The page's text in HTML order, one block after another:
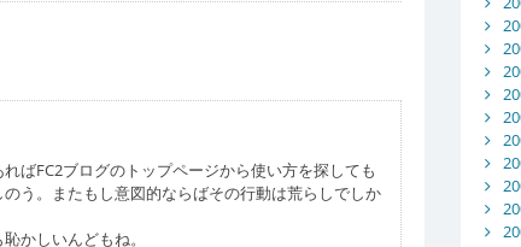
ばFC2ブログのトップページから使い方を探しても
う。またもし意図的ならばその行動は荒らしでしか
かしいんどもね。